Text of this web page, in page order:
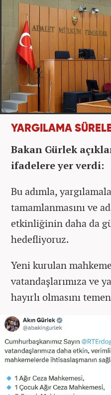
YARGILAMA
Bakan Gürlek
ifadelere yer verdi:
Bu adımla,
tamamlanmasını ve
etkinliğinin daha da
hedefliyoruz.
Yeni kurulan
vatandaşlarımıza ve
hayırlı olmasını